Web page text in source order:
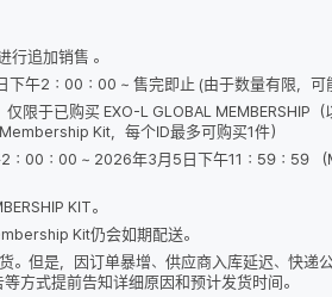
行追加销售 。
下午2：00：00 ~ 售完即止 (由于数量有限，可
限于已购买 EXO-L GLOBAL MEMBERSHIP
Kit，每个ID最多可购买1件）
00：00 ~ 2026年3月5日下午11：59：59
KIT。
Kit仍会如期配送。
。但是，因订单暴增、供应商入库延迟、快递
方式提前告知详细原因和预计发货时间。